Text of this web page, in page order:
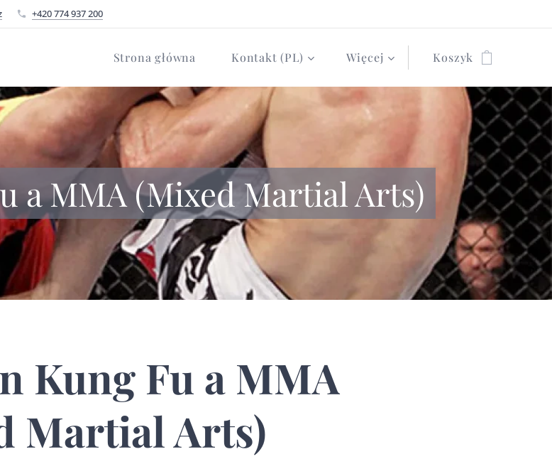
+420 774 937 200
Strona główna Kontakt (PL) Więcej Koszyk
a MMA (Mixed Martial Arts)
Kung Fu a MMA
Martial Arts)